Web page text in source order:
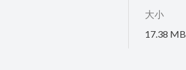
大小
17.38 MB